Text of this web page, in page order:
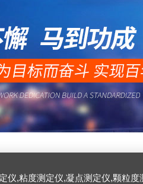
仪,粘度测定仪,凝点测定仪,颗粒